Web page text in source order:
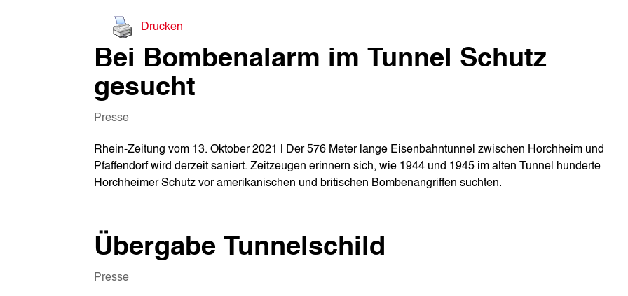
Drucken
Bei Bombenalarm im Tunnel Schutz
gesucht
Presse
Rhein-Zeitung vom 13. Oktober 2021 | Der 576 Meter lange Eisenbahntunnel zwischen Horchheim und
Pfaffendorf wird derzeit saniert. Zeitzeugen erinnern sich, wie 1944 und 1945 im alten Tunnel hunderte
Horchheimer Schutz vor amerikanischen und britischen Bombenangriffen suchten.
Übergabe Tunnelschild
Presse